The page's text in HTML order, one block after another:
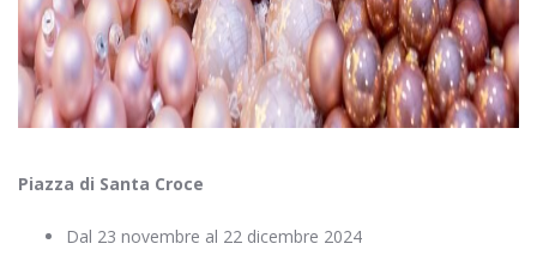
Piazza di Santa Croce
Dal 23 novembre al 22 dicembre 2024